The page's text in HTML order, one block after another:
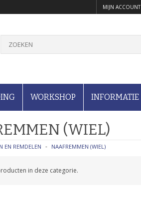
MIJN ACCOUNT
WORKSHOP INFORMATIE
(WIEL)
EN REMDELEN NAAFREMMEN (WIEL)
in deze categorie.